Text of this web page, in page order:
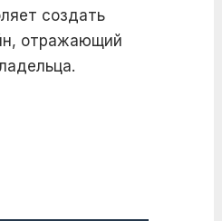
создать
отражающий